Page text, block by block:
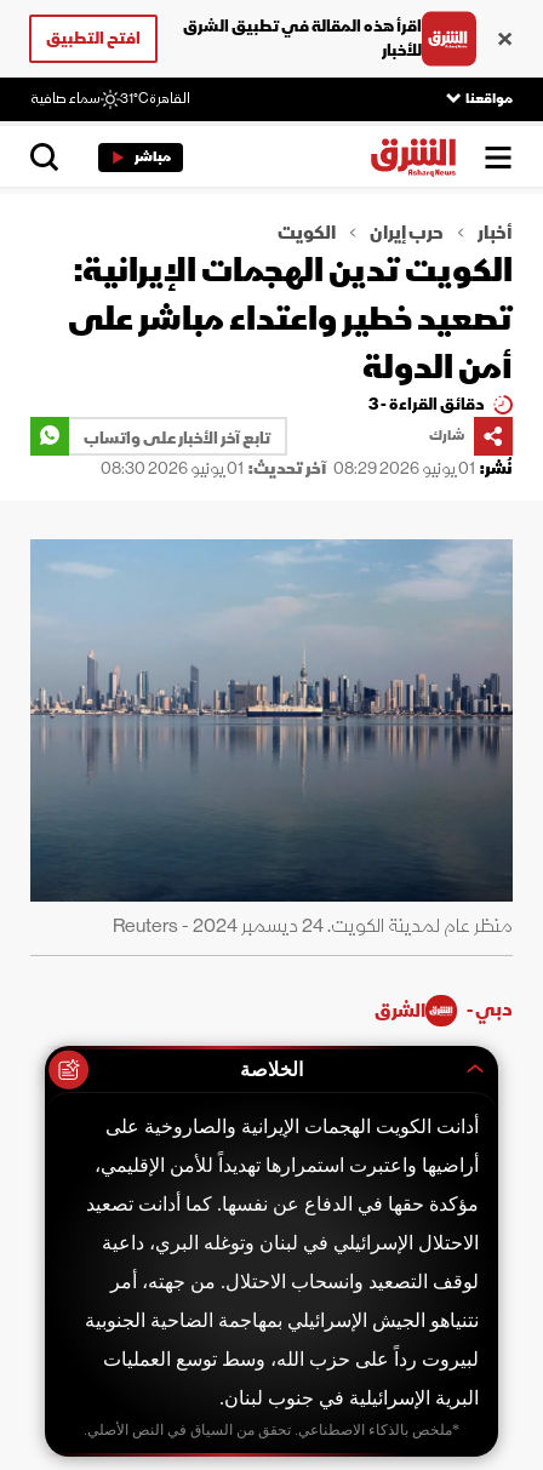
اقرأ هذه المقالة في تطبيق الشرق
للأخبار
افتح التطبيق
مواقعنا القاهرة31°C سماء صافية
مباشر
أخبار حرب إيران الكويت
الكويت تدين الهجمات الإيرانية:
تصعيد خطير واعتداء مباشر على
أمن الدولة
دقائق القراءة - 3
شارك
تابع آخر الأخبار على واتساب
نُشر: 01 يونيو 2026 08:29 آخر تحديث: 01 يونيو 2026 08:30
منظر عام لمدينة الكويت. 24 ديسمبر 2024 - Reuters
دبي - الشرق
الخلاصة
أدانت الكويت الهجمات الإيرانية والصاروخية على
أراضيها واعتبرت استمرارها تهديداً للأمن الإقليمي،
مؤكدة حقها في الدفاع عن نفسها. كما أدانت تصعيد
الاحتلال الإسرائيلي في لبنان وتوغله البري، داعية
لوقف التصعيد وانسحاب الاحتلال. من جهته، أمر
نتنياهو الجيش الإسرائيلي بمهاجمة الضاحية الجنوبية
لبيروت رداً على حزب الله، وسط توسع العمليات
البرية الإسرائيلية في جنوب لبنان.
*ملخص بالذكاء الاصطناعي. تحقق من السياق في النص الأصلي.